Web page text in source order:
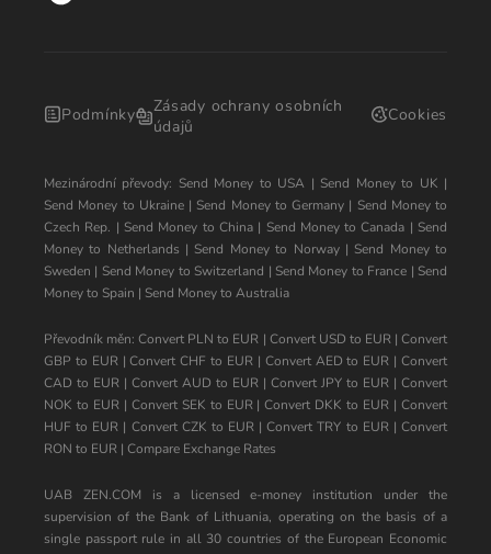
Podmínky
Zásady ochrany osobních
údajů
Cookies
Mezinárodní převody: Send Money to USA | Send Money to UK |
Send Money to Ukraine| Send Money to Germany | Send Money to
Czech Rep. | Send Money to China| Send Money to Canada | Send
Money to Netherlands | Send Money to Norway| Send Money to
Sweden | Send Money to Switzerland | Send Money to France | Send
Money to Spain | Send Money to Australia
Převodník měn:Convert PLN to EUR | Convert USD to EUR|Convert
GBP to EUR|Convert CHF to EUR | Convert AED to EUR |Convert
CAD to EUR | Convert AUD to EUR | Convert JPY to EUR | Convert
NOK to EUR| Convert SEK to EUR|Convert DKK to EUR |Convert
HUF to EUR | Convert CZK to EUR |Convert TRY to EUR|Convert
RON to EUR | Compare Exchange Rates
UAB ZEN.COM is a licensed e-money institution under the
supervision of the Bank of Lithuania, operating on the basis of a
single passport rule in all 30 countries of the European Economic